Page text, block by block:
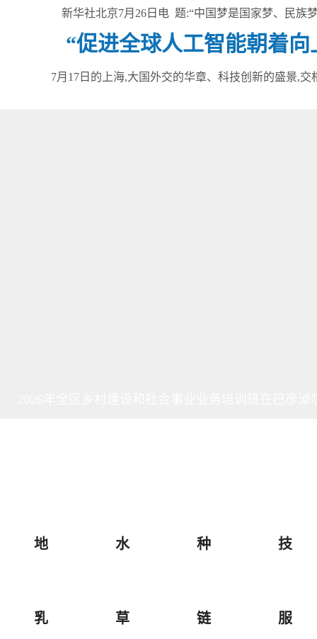
新华社北京7月26日电 题:“中国梦是国家梦、民
“促进全球人工智能朝着
7月17日的上海,大国外交的华章、科技创新的盛景,
地 水 种 技
乳 草 链 服